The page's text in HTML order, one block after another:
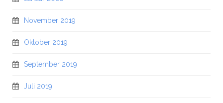
November 2019
Oktober 2019
September 2019
Juli 2019